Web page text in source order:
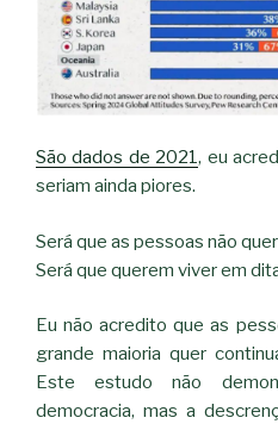
São dados de 2021, eu
seriam ainda piores.
Será que as pessoas não
Será que querem viver em
Eu não acredito que as
grande maioria quer
Este estudo não
democracia, mas a